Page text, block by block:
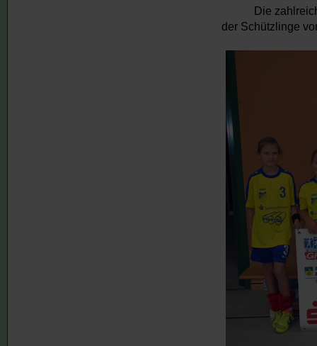
Die
der Schützlinge